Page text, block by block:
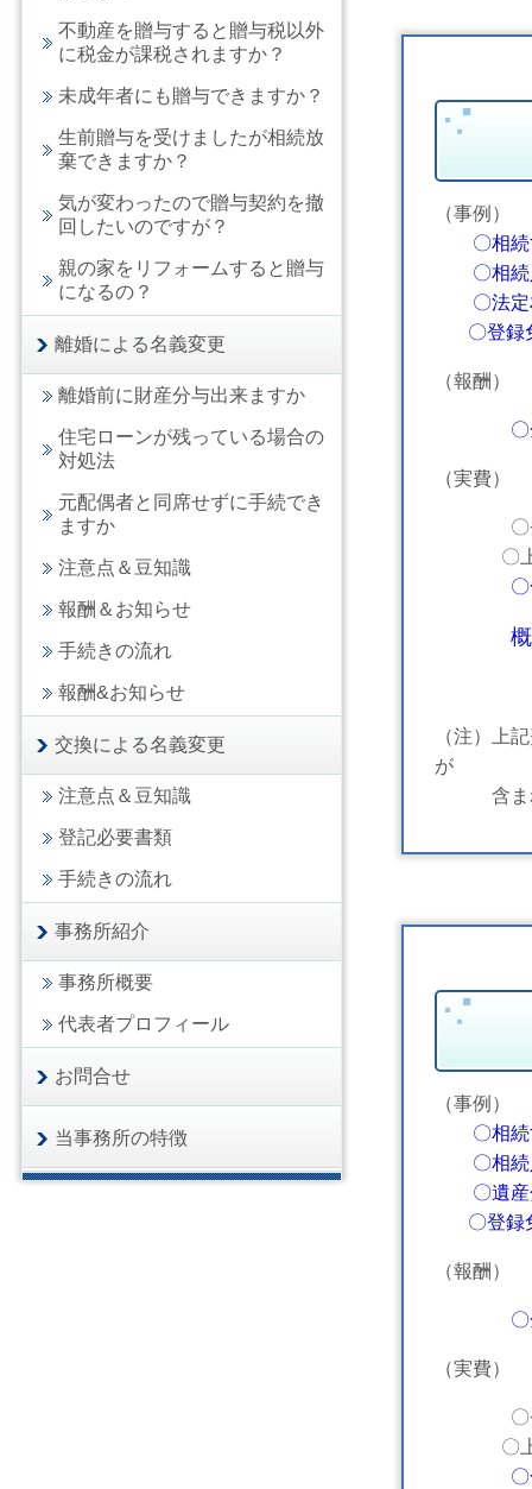
（事例）
〇相
〇相続人
〇法定
〇登録免
（報酬）
（実費）
〇登録
〇上記
（注）上
が
含まれ
（事例）
〇相
〇相続人
〇遺産分
〇登録免
（報酬）
（実費）
〇登録
〇上記
不動産を贈与すると贈与税以外
に税金が課税されますか？
未成年者にも贈与できますか？
生前贈与を受けましたが相続放
棄できますか？
気が変わったので贈与契約を撤
回したいのですが？
親の家をリフォームすると贈与
になるの？
離婚による名義変更
離婚前に財産分与出来ますか
住宅ローンが残っている場合の
対処法
元配偶者と同席せずに手続でき
ますか
注意点＆豆知識
報酬＆お知らせ
手続きの流れ
報酬&お知らせ
交換による名義変更
注意点＆豆知識
登記必要書類
手続きの流れ
事務所紹介
事務所概要
代表者プロフィール
お問合せ
当事務所の特徴